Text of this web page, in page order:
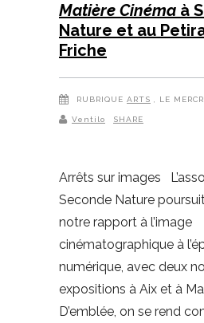
Matière Cinéma à
Nature et au
Friche
RUBRIQUE ARTS , LE
Ventilo SHARE
Arrêts sur images
Seconde Nature
notre rapport à l’image
cinématographique à
numérique, avec deux
expositions à Aix et à
D’emblée, on se rend